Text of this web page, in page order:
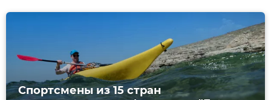
Спортсмены из 15 стран